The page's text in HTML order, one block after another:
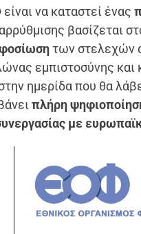
είναι να καταστεί ένας
βασίζεται
των στελεχών
εμπιστοσύνης και
ημερίδα που θα
πλήρη
με